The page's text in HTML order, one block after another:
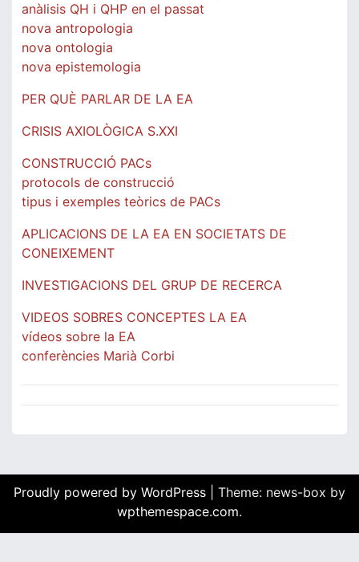
anàlisis QH i QHP en el passat
nova antropologia
nova ontologia
nova epistemologia
PER QUÈ PARLAR DE LA EA
CRISIS AXIOLÒGICA S.XXI
CONSTRUCCIÓ PACs
protocols de construcció
tipus i exemples teòrics de PACs
APLICACIONS DE LA EA EN SOCIETATS DE
CONEIXEMENT
INVESTIGACIONS DEL GRUP DE RECERCA
VIDEOS SOBRES CONCEPTES LA EA
vídeos sobre la EA
conferències Marià Corbi
Proudly powered by WordPress
Theme: news-box by
wpthemespace.com.